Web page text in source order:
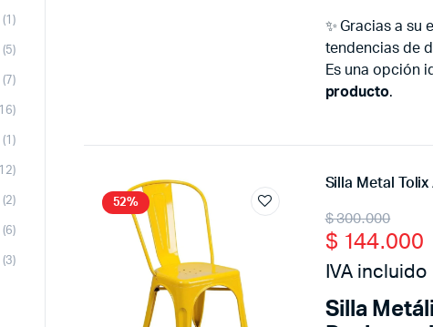
✨ Gracias a
tendencias de
Es una opción
producto.
52%
Silla Metal Tolix
$300.000
Original
price
was:
$ 300.000.
$ 144.000
Current
price
is:
$ 144.000.
IVA incluido
Silla
(1)
(5)
(7)
(1)
(2)
(6)
(3)